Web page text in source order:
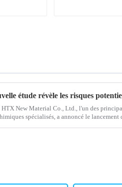
HTX New Material Co., Ltd., l'un des
spécialisés, a annoncé le lancement